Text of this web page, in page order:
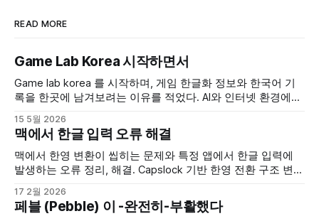
READ MORE
Game Lab Korea 시작하면서
Game lab korea 를 시작하며, 게임 한글화 정보와 한국어 기
록을 한곳에 남겨보려는 이유를 적었다. AI와 인터넷 환경에서
아카이브와 커뮤니티가 어떤 역할을 할 수 있을지 개인 사이드
프로젝트의 출발점으로 정리했다.
15 5월 2026
맥에서 한글 입력 오류 해결
맥에서 한영 변환이 씹히는 문제와 특정 앱에서 한글 입력에
발생하는 오류 정리, 해결. Capslock 기반 한영 전환 구조 변
설정 변경과 캐시 삭제 같은 현실적인 해결 방법 작성.
17 2월 2026
페블 (Pebble) 이 -완전히-부활했다